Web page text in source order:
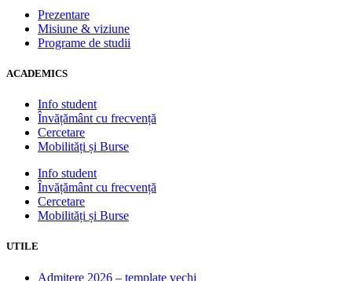
Prezentare
Misiune & viziune
Programe de studii
ACADEMICS
Info student
Învățământ cu frecvență
Cercetare
Mobilități și Burse
Info student
Învățământ cu frecvență
Cercetare
Mobilități și Burse
UTILE
Admitere 2026 – template vechi